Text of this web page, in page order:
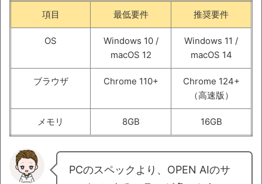
項目 最低要件 推奨要件
OS
Windows 10 /
macOS 12
Windows 11 /
macOS 14
ブラウザ Chrome 110+
Chrome 124+
（高速版）
メモリ 8GB 16GB
PCのスペックより、OPEN AIのサ